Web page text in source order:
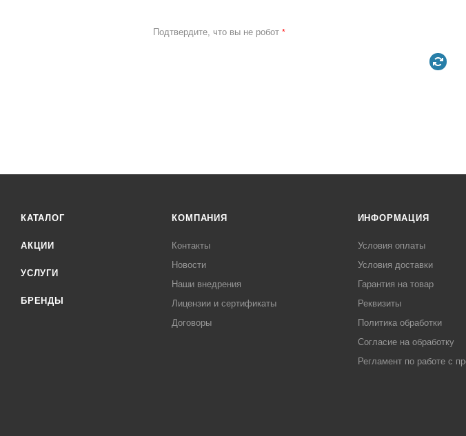
Подтвердите, что вы не робот *
КАТАЛОГ
АКЦИИ
УСЛУГИ
БРЕНДЫ
КОМПАНИЯ
Контакты
Новости
Наши внедрения
Лицензии и сертификаты
Договоры
ИНФОРМАЦИЯ
Условия оплаты
Условия доставки
Гарантия на товар
Реквизиты
Политика обработки
Согласие на обработку
Регламент по работе с